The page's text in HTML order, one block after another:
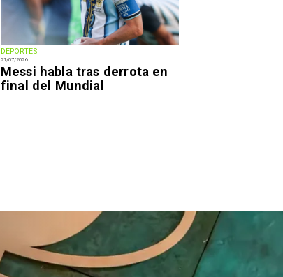
DEPORTES
21/07/2026
Messi habla tras derrota en
final del Mundial